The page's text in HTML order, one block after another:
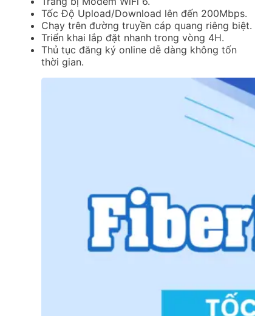
Tốc Độ Upload/Download lên đến 200Mbps.
Chạy trên đường truyền cáp quang riêng biệt.
Triển khai lắp đặt nhanh trong vòng 4H.
Thủ tục đăng ký online dễ dàng không tốn
thời gian.